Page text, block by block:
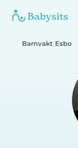
Barnvakt Esbo